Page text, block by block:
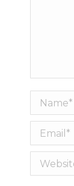
Name *
Email *
Website